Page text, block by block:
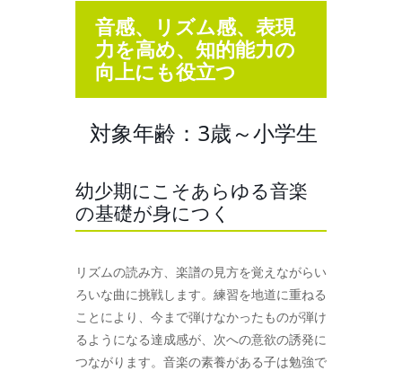
音感、リズム感、表現
力を高め、知的能力の
向上にも役立つ
対象年齢：3歳～小学生
幼少期にこそあらゆる音楽
の基礎が身につく
リズムの読み方、楽譜の見方を覚えながらい
ろいな曲に挑戦します。練習を地道に重ねる
ことにより、今まで弾けなかったものが弾け
るようになる達成感が、次への意欲の誘発に
つながります。音楽の素養がある子は勉強で